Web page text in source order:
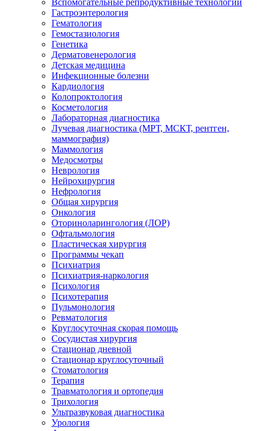
Гастроэнтерология
Гематология
Гемостазиология
Генетика
Дерматовенерология
Детская медицина
Инфекционные болезни
Кардиология
Колопроктология
Косметология
Лабораторная диагностика
Лучевая диагностика (МРТ, МСКТ, рентген,
маммография)
Маммология
Медосмотры
Неврология
Нейрохирургия
Нефрология
Общая хирургия
Онкология
Оториноларингология (ЛОР)
Офтальмология
Пластическая хирургия
Программы чекап
Психиатрия
Психиатрия-наркология
Психология
Психотерапия
Пульмонология
Ревматология
Круглосуточная скорая помощь
Сосудистая хирургия
Стационар дневной
Стационар круглосуточный
Стоматология
Терапия
Травматология и ортопедия
Трихология
Ультразвуковая диагностика
Урология